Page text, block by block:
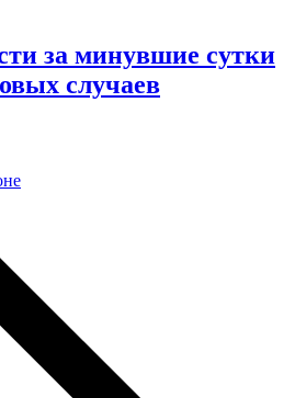
за минувшие сутки
случаев